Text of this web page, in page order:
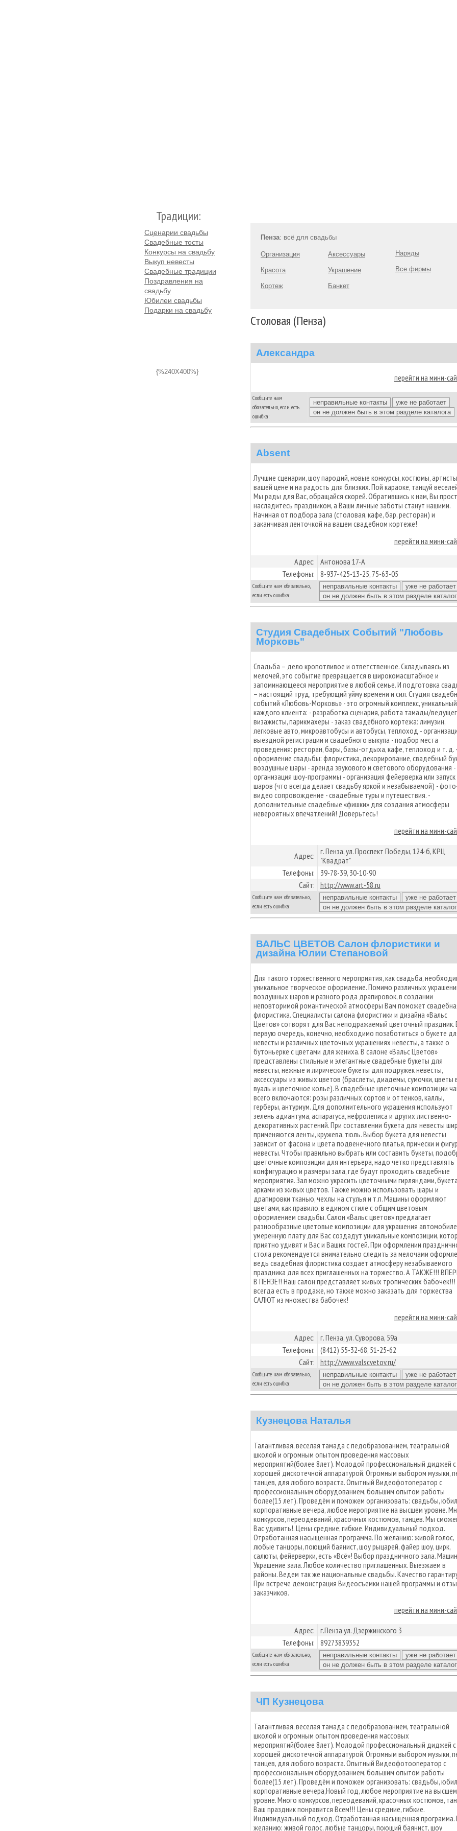
Традиции:
Сценарии свадьбы
Свадебные тосты
Конкурсы на свадьбу
Выкуп невесты
Свадебные традиции
Поздравления на
свадьбу
Юбилеи свадьбы
Подарки на свадьбу
{%240X400%}
Пенза: всё для свадьбы
Организация
Красота
Кортеж
Аксессуары
Украшение
Банкет
Наряды
Все фирмы
Столовая (Пенза)
Александра
перейти на мини-
Сообщите нам
обязательно, если есть
ошибка:
Absent
Лучшие сценарии, шоу пародий, новые конкурсы, костюмы,
вашей цене и на радость для близких. Пой караоке, танцуй
Мы рады для Вас, обращайся скорей. Обратившись к нам, Вы
насладитесь праздником, а Ваши личные заботы станут нашими.
Начиная от подбора зала (столовая, кафе, бар, ресторан) и
заканчивая ленточкой на вашем свадебном кортеже!
перейти на мини-
Адрес: Антонова 17-А
Телефоны: 8-937-425-13-25, 75-63-05
Сообщите нам обязательно,
если есть ошибка:
Студия Свадебных Событий "Любовь
Морковь"
Свадьба – дело кропотливое и ответственное. Складываясь из
мелочей, это событие превращается в широкомасштабное и
запоминающееся мероприятие в любой семье. И подготовка
– настоящий труд, требующий уйму времени и сил. Студия
событий «Любовь-Морковь» - это огромный комплекс,
каждого клиента: - разработка сценария, работа тамады/
визажисты, парикмахеры - заказ свадебного кортежа: лимузин,
легковые авто, микроавтобусы и автобусы, теплоход -
выездной регистрации и свадебного выкупа - подбор места
проведения: ресторан, бары, базы-отдыха, кафе, теплоход и т. д. -
оформление свадьбы: флористика, декорирование, свадебный
воздушные шары - аренда звукового и светового оборудования -
организация шоу-программы - организация фейерверка или запуск
шаров (что всегда делает свадьбу яркой и незабываемой) -
видео сопровождение - свадебные туры и путешествия. -
дополнительные свадебные «фишки» для создания атмосферы
невероятных впечатлений! Доверьтесь!
перейти на мини-
Адрес: г. Пенза, ул. Проспект Победы, 124-б, КРЦ
"Квадрат"
Телефоны:
39-78-39, 30-10-90
Сайт: http://www.art-58.ru
Сообщите нам обязательно,
если есть ошибка:
ВАЛЬС ЦВЕТОВ Салон флористики и
дизайна Юлии Степановой
Для такого торжественного мероприятия, как свадьба,
уникальное творческое оформление. Помимо различных
воздушных шаров и разного рода драпировок, в создании
неповторимой романтической атмосферы Вам поможет
флористика. Специалисты салона флористики и дизайна «Вальс
Цветов» сотворят для Вас неподражаемый цветочный праздник.
первую очередь, конечно, необходимо позаботиться о букете
невесты и различных цветочных украшениях невесты, а также о
бутоньерке с цветами для жениха. В салоне «Вальс Цветов»
представлены стильные и элегантные свадебные букеты для
невесты, нежные и лирические букеты для подружек невесты,
аксессуары из живых цветов (браслеты, диадемы, сумочки, цветы
вуаль и цветочное колье). В свадебные цветочные композиции
всего включаются: розы различных сортов и оттенков, каллы,
герберы, антуриум. Для дополнительного украшения используют
зелень адиантума, аспарагуса, нефролеписа и других лиственно-
декоративных растений. При составлении букета для невесты
применяются ленты, кружева, тюль. Выбор букета для невесты
зависит от фасона и цвета подвенечного платья, прически и
невесты. Чтобы правильно выбрать или составить букеты,
цветочные композиции для интерьера, надо четко представлять
конфигурацию и размеры зала, где будут проходить свадебные
мероприятия. Зал можно украсить цветочными гирляндами,
арками из живых цветов. Также можно использовать шары и
драпировки тканью, чехлы на стулья и т.п. Машины оформляют
цветами, как правило, в едином стиле с общим цветовым
оформлением свадьбы. Салон «Вальс цветов» предлагает
разнообразные цветовые композиции для украшения
умеренную плату для Вас создадут уникальные композиции,
приятно удивят и Вас и Ваших гостей. При оформлении
стола рекомендуется внимательно следить за мелочами
ведь свадебная флористика создает атмосферу незабываемого
праздника для всех приглашенных на торжество. А ТАКЖЕ!!!
В ПЕНЗЕ!! Наш салон представляет живых тропических
всегда есть в продаже, но также можно заказать для торжества
САЛЮТ из множества бабочек!
перейти на мини-
Адрес: г. Пенза, ул. Суворова, 59а
Телефоны: (8412) 55-32-68, 51-25-62
Сайт: http://www.valscvetov.ru/
Сообщите нам обязательно,
если есть ошибка:
Кузнецова Наталья
Талантливая, веселая тамада с педобразованием, театральной
школой и огромным опытом проведения массовых
мероприятий(более 8лет). Молодой профессиональный диджей с
хорошей дискотечной аппаратурой. Огромным выбором музыки,
танцев, для любого возраста. Опытный Видеофотоператор с
профессиональным оборудованием, большим опытом работы
более(15 лет). Проведём и поможем организовать: свадьбы,
корпоративные вечера, любое мероприятие на высшем уровне.
конкурсов, переодеваний, красочных костюмов, танцев. Мы
Вас удивить!. Цены средние, гибкие. Индивидуальный подход.
Отработанная насыщенная программа. По желанию: живой голос,
любые танцоры, поющий баянист, шоу рыцарей, файер шоу, цирк,
салюты, фейерверки, есть «Всё»! Выбор праздничного зала.
Украшение зала. Любое количество приглашенных. Выезжаем в
районы. Ведем так же национальные свадьбы. Качество
При встрече демонстрация Видеосъемки нашей программы и
заказчиков.
перейти на мини-
Адрес: г.Пенза ул. Дзержинского 3
Телефоны: 89273839352
Сообщите нам обязательно,
если есть ошибка:
ЧП Кузнецова
Талантливая, веселая тамада с педобразованием, театральной
школой и огромным опытом проведения массовых
мероприятий(более 8лет). Молодой профессиональный диджей с
хорошей дискотечной аппаратурой. Огромным выбором музыки,
танцев, для любого возраста. Опытный Видеофотооператор с
профессиональным оборудованием, большим опытом работы
более(15 лет). Проведём и поможем организовать: свадьбы,
корпоративные вечера,Новый год, любое мероприятие на высшем
уровне. Много конкурсов, переодеваний, красочных костюмов,
Ваш праздник понравится Всем!!! Цены средние, гибкие.
Индивидуальный подход. Отработанная насыщенная программа.
желанию: живой голос, любые танцоры, поющий баянист, шоу